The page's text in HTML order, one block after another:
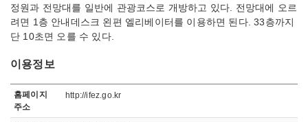
정원과 전망대를 일반에 관광코스로 개방하고 있다. 전망대에 오르
려면 1층 안내데스크 왼편 엘리베이터를 이용하면 된다. 33층까지
단 10초면 오를 수 있다.
이용정보
홈페이지
주소
http://ifez.go.kr